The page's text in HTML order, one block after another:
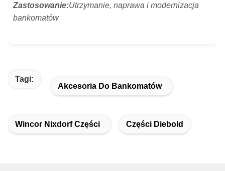
Zastosowanie:Utrzymanie, naprawa i modernizacja
bankomatów
Tagi:
Akcesoria Do Bankomatów
Wincor Nixdorf Części Części Diebold